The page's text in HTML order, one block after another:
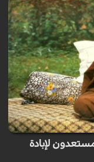
لإبادة